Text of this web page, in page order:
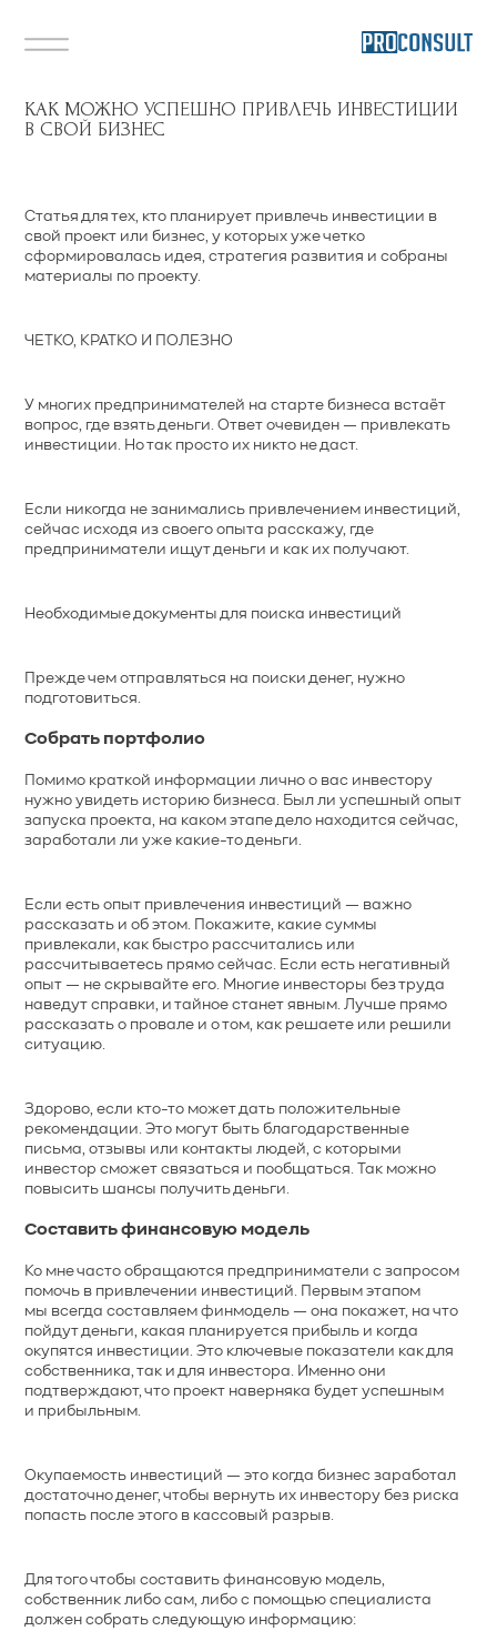
КАК МОЖНО УСПЕШНО ПРИВЛЕЧЬ ИНВЕСТИЦИИ
В СВОЙ БИЗНЕС
Статья для тех, кто планирует привлечь инвестиции в
свой проект или бизнес, у которых уже четко
сформировалась идея, стратегия развития и собраны
материалы по проекту.
ЧЕТКО, КРАТКО И ПОЛЕЗНО
У многих предпринимателей на старте бизнеса встаёт
вопрос, где взять деньги. Ответ очевиден — привлекать
инвестиции. Но так просто их никто не даст.
Если никогда не занимались привлечением инвестиций,
сейчас исходя из своего опыта расскажу, где
предприниматели ищут деньги и как их получают.
Необходимые документы для поиска инвестиций
Прежде чем отправляться на поиски денег, нужно
подготовиться.
Собрать портфолио
Помимо краткой информации лично о вас инвестору
нужно увидеть историю бизнеса. Был ли успешный опыт
запуска проекта, на каком этапе дело находится сейчас,
заработали ли уже какие-то деньги.
Если есть опыт привлечения инвестиций — важно
рассказать и об этом. Покажите, какие суммы
привлекали, как быстро рассчитались или
рассчитываетесь прямо сейчас. Если есть негативный
опыт — не скрывайте его. Многие инвесторы без труда
наведут справки, и тайное станет явным. Лучше прямо
рассказать о провале и о том, как решаете или решили
ситуацию.
Здорово, если кто-то может дать положительные
рекомендации. Это могут быть благодарственные
письма, отзывы или контакты людей, с которыми
инвестор сможет связаться и пообщаться. Так можно
повысить шансы получить деньги.
Составить финансовую модель
Ко мне часто обращаются предприниматели с запросом
помочь в привлечении инвестиций. Первым этапом
мы всегда составляем финмодель — она покажет, на что
пойдут деньги, какая планируется прибыль и когда
окупятся инвестиции. Это ключевые показатели как для
собственника, так и для инвестора. Именно они
подтверждают, что проект наверняка будет успешным
и прибыльным.
Окупаемость инвестиций — это когда бизнес заработал
достаточно денег, чтобы вернуть их инвестору без риска
попасть после этого в кассовый разрыв.
Для того чтобы составить финансовую модель,
собственник либо сам, либо с помощью специалиста
должен собрать следующую информацию: